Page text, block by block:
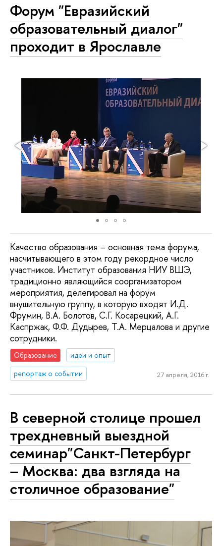
Форум "Евразийский
образовательный диалог"
проходит в Ярославле
Качество образования – основная тема форума,
насчитывающего в этом году рекордное число
участников. Институт образования НИУ ВШЭ,
традиционно являющийся соорганизатором
мероприятия, делегировал на форум
внушительную группу, в которую входят И.Д.
Фрумин, В.А. Болотов, С.Г. Косарецкий, А.Г.
Каспржак, Ф.Ф. Дудырев, Т.А. Мерцалова и другие
сотрудники.
Образование
идеи и опыт
репортаж о событии
27 апреля, 2016 г.
В северной столице прошел
трехдневный выездной
семинар"Санкт-Петербург
– Москва: два взгляда на
столичное образование"